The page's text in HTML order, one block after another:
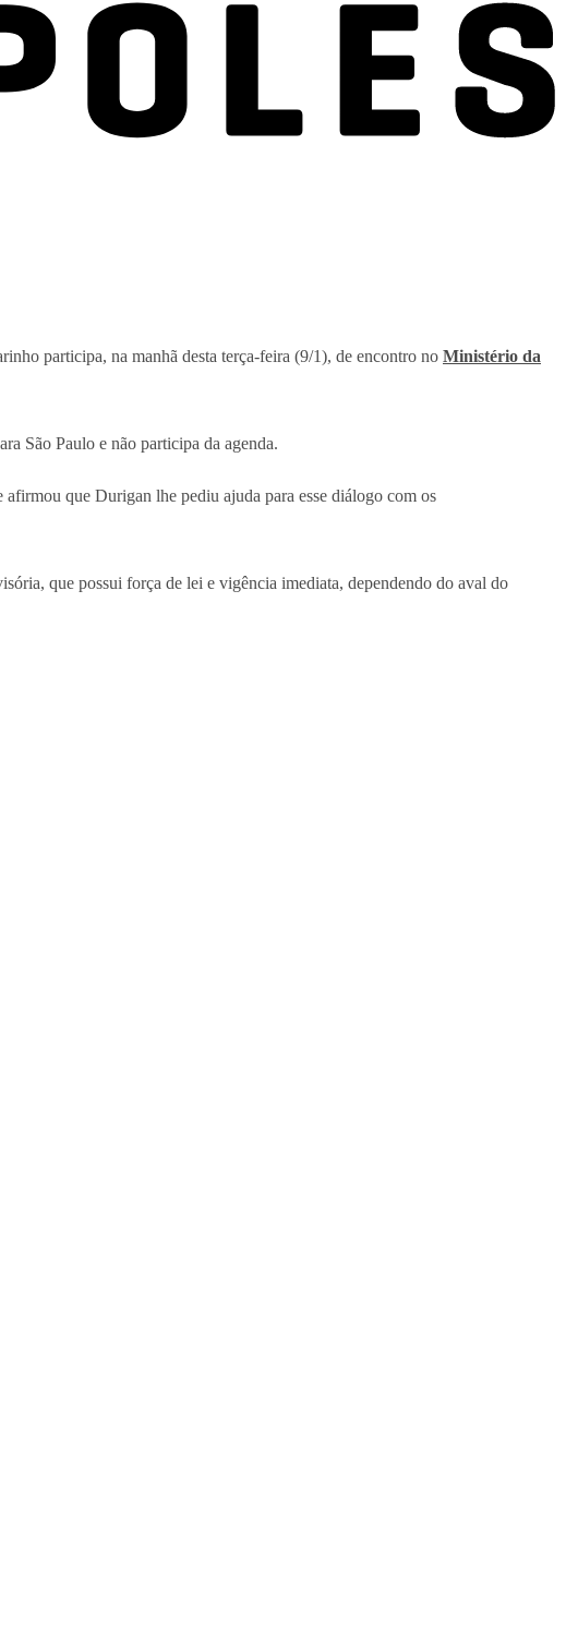
participa, na manhã desta terça-feira (9/1), de encontro no Ministério da
São Paulo e não participa da agenda.
que Durigan lhe pediu ajuda para esse diálogo com os
que possui força de lei e vigência imediata, dependendo do aval do